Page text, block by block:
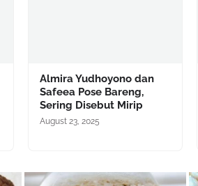
Almira Yudhoyono dan
Safeea Pose Bareng,
Sering Disebut Mirip
August 23, 2025